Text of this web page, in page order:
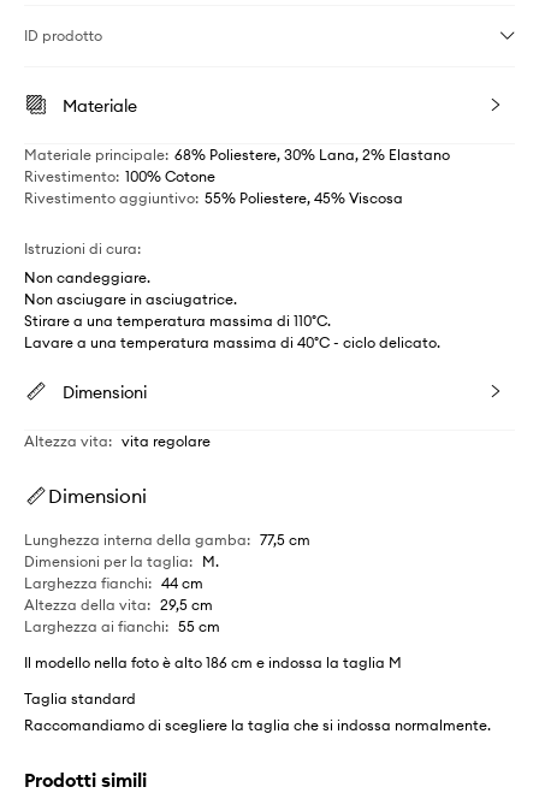
ID prodotto
Materiale
Materiale principale: 68% Poliestere, 30% Lana, 2% Elastano
Rivestimento: 100% Cotone
Rivestimento aggiuntivo: 55% Poliestere, 45% Viscosa
Istruzioni di cura:
Non candeggiare.
Non asciugare in asciugatrice.
Stirare a una temperatura massima di 110°C.
Lavare a una temperatura massima di 40°C - ciclo delicato.
Dimensioni
Altezza vita: vita regolare
Dimensioni
Lunghezza interna della gamba: 77,5 cm
Dimensioni per la taglia: M.
Larghezza fianchi: 44 cm
Altezza della vita: 29,5 cm
Larghezza ai fianchi: 55 cm
Il modello nella foto è alto 186 cm e indossa la taglia M
Taglia standard
Raccomandiamo di scegliere la taglia che si indossa normalmente.
Prodotti simili